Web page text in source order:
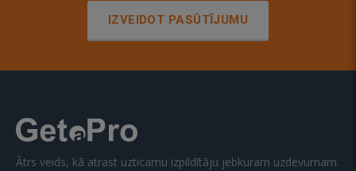
IZVEIDOT PASŪTĪJUMU
Ātrs veids, kā atrast uzticamu izpildītāju jebkuram uzdevumam.